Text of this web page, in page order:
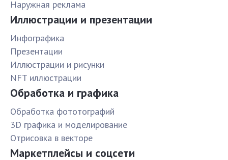
Наружная реклама
Иллюстрации и презентации
Инфографика
Презентации
Иллюстрации и рисунки
NFT иллюстрации
Обработка и графика
Обработка фототографий
3D графика и моделирование
Отрисовка в векторе
Маркетплейсы и соцсети